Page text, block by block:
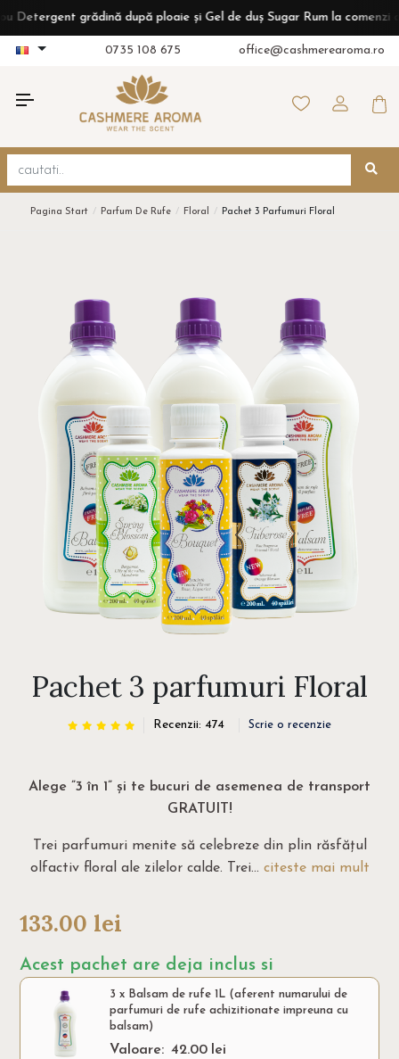
grădină după ploaie și Gel de duș Sugar Rum la comenzi de
0735 108 675 office@cashmerearoma.ro
Pagina Start Parfum De Rufe Floral Pachet 3 Parfumuri Floral
Pachet 3 parfumuri Floral
Recenzii: 474 Scrie o recenzie
Alege ”3 în 1” și te bucuri de asemenea de transport
GRATUIT!
Trei parfumuri menite să celebreze din plin răsfățul
olfactiv floral ale zilelor calde. Trei... citeste mai mult
133.00 lei
Acest pachet are deja inclus si
3 x Balsam de rufe 1L (aferent numarului de
parfumuri de rufe achizitionate impreuna cu
balsam)
Valoare: 42.00 lei